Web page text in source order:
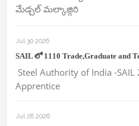
మేడ్చల్ మల్కాజ్గిరి
Jul 30 2026
SAIL లో 1110 Trade,Graduate and
Steel Authority of India -
Apprentice
Jul 28 2026